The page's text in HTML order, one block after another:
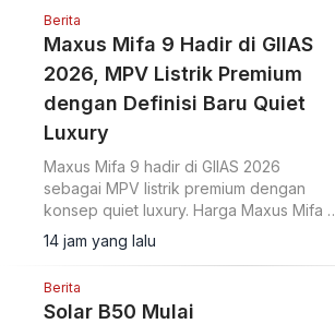
Berita
Maxus Mifa 9 Hadir di GIIAS
2026, MPV Listrik Premium
dengan Definisi Baru Quiet
Luxury
Maxus Mifa 9 hadir di GIIAS 2026
sebagai MPV listrik premium dengan
konsep quiet luxury. Harga Maxus Mifa 9
OTR Jakarta Rp958 juta dilengkapi
baterai 90 kWh dan fitur kabin mewah.
14 jam yang lalu
Berita
Solar B50 Mulai